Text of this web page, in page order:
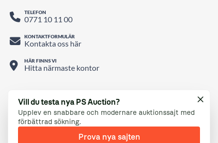
Vill du testa nya PS Auction?
Upplev en snabbare och modernare auktionssajt med
förbättrad sökning.
Prova nya sajten
TELEFON
0771 10 11 00
KONTAKTFORMULÄR
Kontakta oss här
HÄR FINNS VI
Hitta närmaste kontor